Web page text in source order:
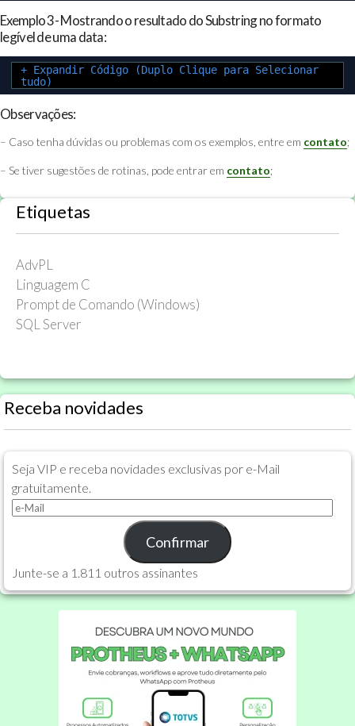
Exemplo 3- Mostrando o resultado do Substring no formato
legível de uma data:
+ Expandir Código (Duplo Clique para Selecionar
tudo)
Observações:
– Caso tenha dúvidas ou problemas com os exemplos, entre em contato;
– Se tiver sugestões de rotinas, pode entrar em contato;
Etiquetas
AdvPL
Linguagem C
Prompt de Comando (Windows)
SQL Server
Receba novidades
Seja VIP e receba novidades exclusivas por e-Mail
gratuitamente.
e-
Confirmar
Junte-se a 1.811 outros assinantes